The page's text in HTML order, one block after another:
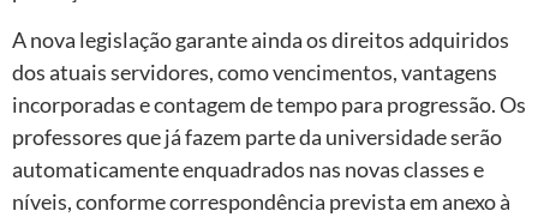
A nova legislação garante ainda os direitos adquiridos
dos atuais servidores, como vencimentos, vantagens
incorporadas e contagem de tempo para progressão. Os
professores que já fazem parte da universidade serão
automaticamente enquadrados nas novas classes e
níveis, conforme correspondência prevista em anexo à